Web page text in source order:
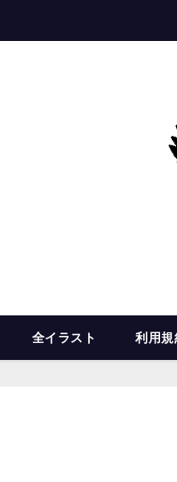
全イラスト 利用規